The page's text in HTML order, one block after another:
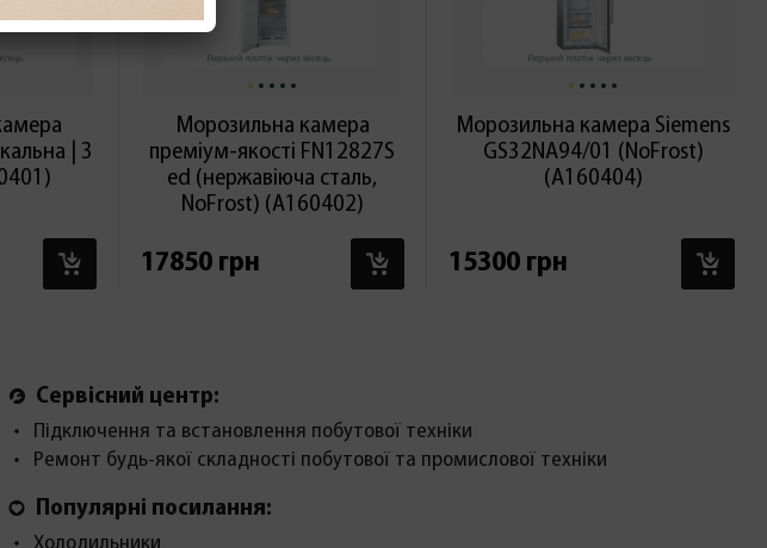
| З
В КОШИК
Морозильна камера
преміум-якості FN12827S
ed (нержавіюча сталь,
NoFrost) (А160402)
17850 грн
В КОШИК
Морозильна камера Siemens
GS32NA94/01 (NoFrost)
(А160404)
15300 грн
Сервісний центр:
Підключення та встановлення побутової техніки
Ремонт будь-якої складності побутової та промислової техніки
Популярні посилання: